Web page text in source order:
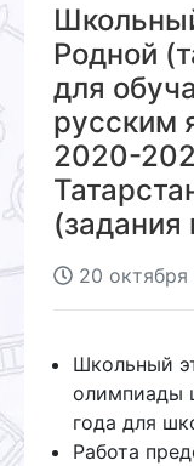
Родной
для
русским
2020-
(задания
20
Школьный
олимпиады
года для
Работа